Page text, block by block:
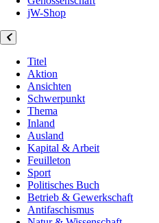
jW-Shop
Titel
Aktion
Ansichten
Schwerpunkt
Thema
Inland
Ausland
Kapital & Arbeit
Feuilleton
Sport
Politisches Buch
Betrieb & Gewerkschaft
Antifaschismus